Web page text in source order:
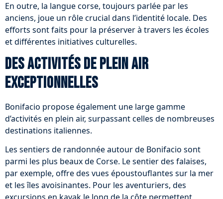
En outre, la langue corse, toujours parlée par les
anciens, joue un rôle crucial dans l’identité locale. Des
efforts sont faits pour la préserver à travers les écoles
et différentes initiatives culturelles.
Des activités de plein air
exceptionnelles
Bonifacio propose également une large gamme
d’activités en plein air, surpassant celles de nombreuses
destinations italiennes.
Les sentiers de randonnée autour de Bonifacio sont
parmi les plus beaux de Corse. Le sentier des falaises,
par exemple, offre des vues époustouflantes sur la mer
et les îles avoisinantes. Pour les aventuriers, des